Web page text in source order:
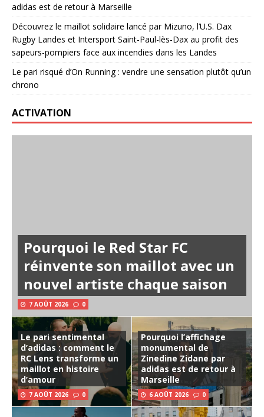
adidas est de retour à Marseille
Découvrez le maillot solidaire lancé par Mizuno, l’U.S. Dax
Rugby Landes et Intersport Saint-Paul-lès-Dax au profit des
sapeurs-pompiers face aux incendies dans les Landes
Le pari risqué d’On Running : vendre une sensation plutôt qu’un
chrono
ACTIVATION
Pourquoi le Red Star FC
réinvente son maillot avec un
nouvel artiste chaque saison
7 AOÛT 2026 0
Le pari sentimental
d’adidas : comment le
RC Lens transforme un
maillot en histoire
d’amour
7 AOÛT 2026 0
Pourquoi l’affichage
monumental de
Zinedine Zidane par
adidas est de retour à
Marseille
6 AOÛT 2026 0